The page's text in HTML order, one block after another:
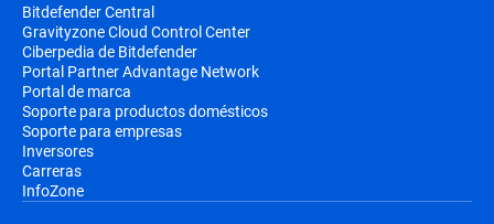
Bitdefender Central
Gravityzone Cloud Control Center
Ciberpedia de Bitdefender
Portal Partner Advantage Network
Portal de marca
Soporte para productos domésticos
Soporte para empresas
Inversores
Carreras
InfoZone